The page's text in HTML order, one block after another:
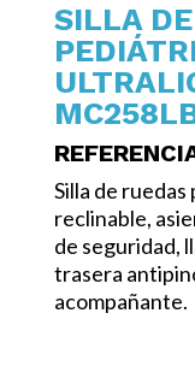
SILLA
Silla de
reclinable,
de seguridad,
trasera
acompañante.